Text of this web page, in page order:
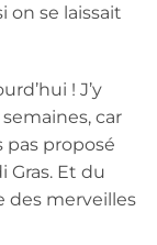
on se laissait
! J’y
car
pas proposé
Et du
des merveilles